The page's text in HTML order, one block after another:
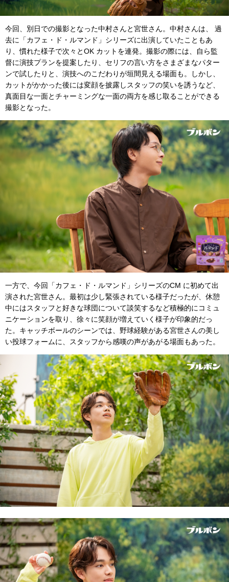
今回、別日での撮影となった中村さんと宮世さん。中村さんは、 過
去に「カフェ・ド・ルマンド」シリーズに出演していたこともあ
り、慣れた様子で次々とOK カットを連発。撮影の際には、自ら監
督に演技プランを提案したり、セリフの言い方をさまざまなパター
ンで試したりと、演技へのこだわりが垣間見える場面も。しかし、
カットがかかった後には変顔を披露しスタッフの笑いを誘うなど、
真面目な一面とチャーミングな一面の両方を感じ取ることができる
撮影となった。
一方で、今回「カフェ・ド・ルマンド」シリーズのCM に初めて出
演された宮世さん。最初は少し緊張されている様子だったが、休憩
中にはスタッフと好きな球団について談笑するなど積極的にコミュ
ニケーションを取り、徐々に笑顔が増えていく様子が印象的だっ
た。キャッチボールのシーンでは、野球経験がある宮世さんの美し
い投球フォームに、スタッフから感嘆の声があがる場面もあった。